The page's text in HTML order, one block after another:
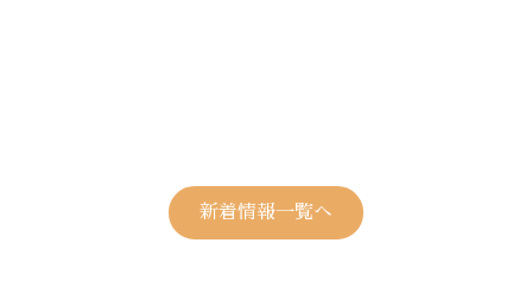
新着情報一覧へ